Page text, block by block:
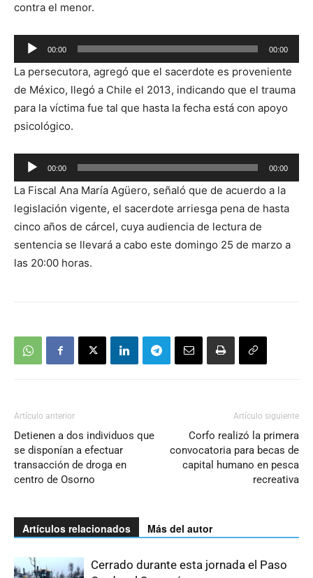
contra el menor.
Reproductor
de
audio
00:00 00:00
La persecutora, agregó que el sacerdote es proveniente
de México, llegó a Chile el 2013, indicando que el trauma
para la víctima fue tal que hasta la fecha está con apoyo
psicológico.
Reproductor
de
audio
00:00 00:00
La Fiscal Ana María Agüero, señaló que de acuerdo a la
legislación vigente, el sacerdote arriesga pena de hasta
cinco años de cárcel, cuya audiencia de lectura de
sentencia se llevará a cabo este domingo 25 de marzo a
las 20:00 horas.
Artículo anterior
Detienen a dos individuos que
se disponían a efectuar
transacción de droga en
centro de Osorno
Artículo siguiente
Corfo realizó la primera
convocatoria para becas de
capital humano en pesca
recreativa
Artículos relacionados Más del autor
Cerrado durante esta jornada el Paso